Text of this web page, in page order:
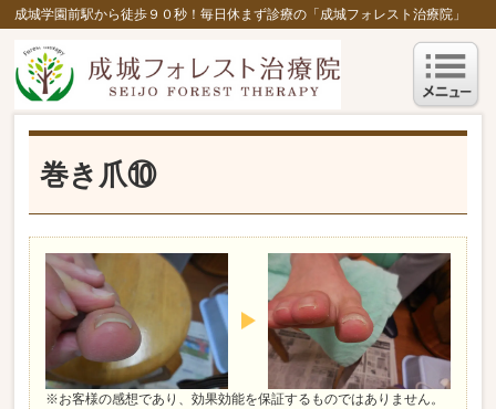
成城学園前駅から徒歩９０秒！毎日休まず診療の「成城フォレスト治療院」
巻き爪⑩
※お客様の感想であり、効果効能を保証するものではありません。